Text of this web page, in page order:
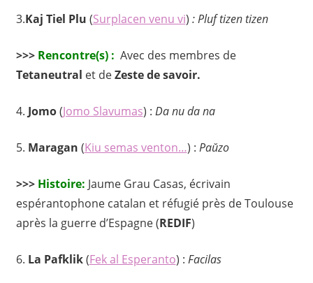
3.Kaj Tiel Plu (Surplacen venu vi) : Pluf tizen tizen
>>> Rencontre(s) : Avec des membres de
Tetaneutral et deZeste de savoir.
4. Jomo(Jomo Slavumas) : Da nu da na
5. Maragan (Kiu semas venton…) : Paŭzo
>>> Histoire: Jaume Grau Casas, écrivain
espérantophone catalan et réfugié près de Toulouse
après la guerre d’Espagne (REDIF)
6. La Pafklik(Fek al Esperanto) : Facilas